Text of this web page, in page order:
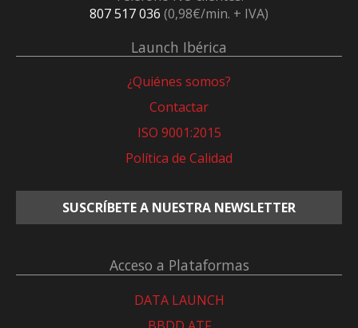
807 517 036 (0,98€/min. + IVA)
Launch Ibérica
¿Quiénes somos?
Contactar
ISO 9001:2015
Política de Calidad
SUSCRÍBETE A NUESTRA NEWSLETTER
Acceso a Plataformas
DATA LAUNCH